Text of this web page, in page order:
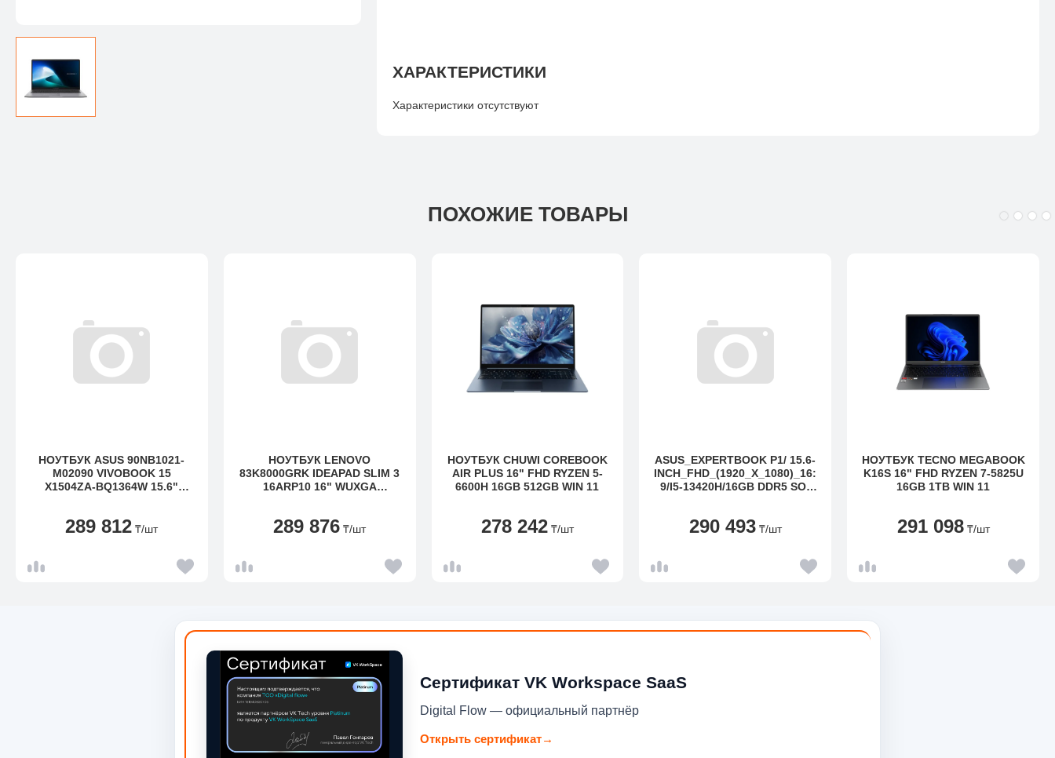
ХАРАКТЕРИСТИКИ
Характеристики отсутствуют
ПОХОЖИЕ ТОВАРЫ
НОУТБУК ASUS 90NB1021-
M02090 VIVOBOOK 15
X1504ZA-BQ1364W 15.6"
(6CORES)/16GB/512GB/INTEL
289 812 ₸/шт
НОУТБУК LENOVO
83K8000GRK IDEAPAD SLIM 3
16ARP10 16" WUXGA
(6C)/16GB/512GB/AMD
289 876 ₸/шт
НОУТБУК CHUWI COREBOOK
AIR PLUS 16" FHD RYZEN 5-
6600H 16GB 512GB WIN 11
278 242 ₸/шт
ASUS_EXPERTBOOK P1/ 15.6-
INCH_FHD_(1920_X_1080)_16:
9/I5-13420H/16GB DDR5 SO-
PREINSTALLED_OS/WARRANT
290 493 ₸/шт
НОУТБУК TECNO MEGABOOK
K16S 16" FHD RYZEN 7-5825U
16GB 1TB WIN 11
291 098 ₸/шт
Сертификат VK Workspace SaaS
Digital Flow — официальный партнёр
Открыть сертификат→